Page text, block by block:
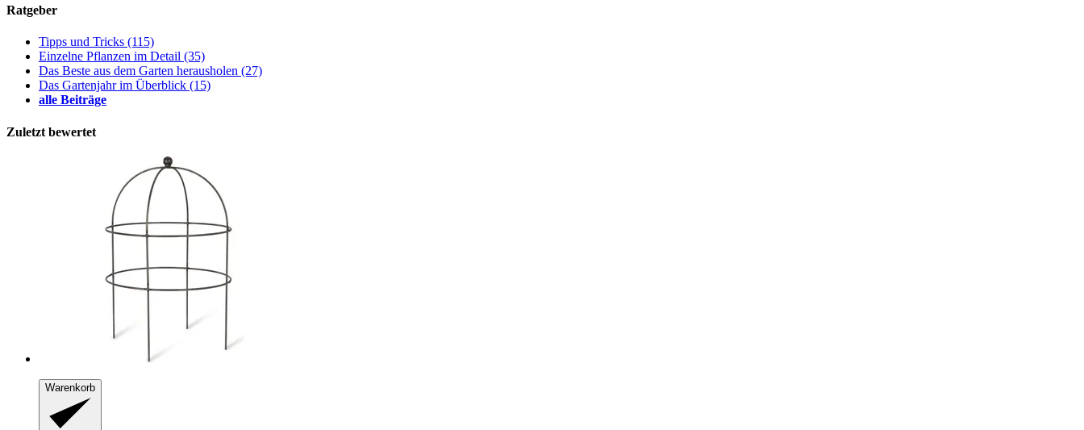
Ratgeber
Tipps und Tricks (115)
Einzelne Pflanzen im Detail (35)
Das Beste aus dem Garten herausholen (27)
Das Gartenjahr im Überblick (15)
alle Beiträge
Zuletzt bewertet
Warenkorb